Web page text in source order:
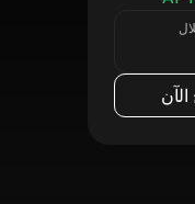
الآن